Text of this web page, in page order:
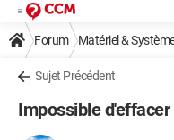
Forum Matériel &
Sujet Précédent
Impossible d'effacer